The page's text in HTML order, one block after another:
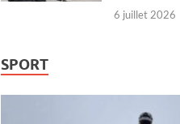
6 juillet 2026
SPORT